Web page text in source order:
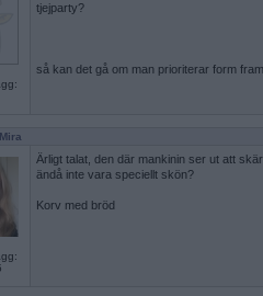
tjejparty?
så kan det gå om man prioriterar form
Ärligt talat, den där mankinin ser ut att
ändå inte vara speciellt skön?
Korv med bröd